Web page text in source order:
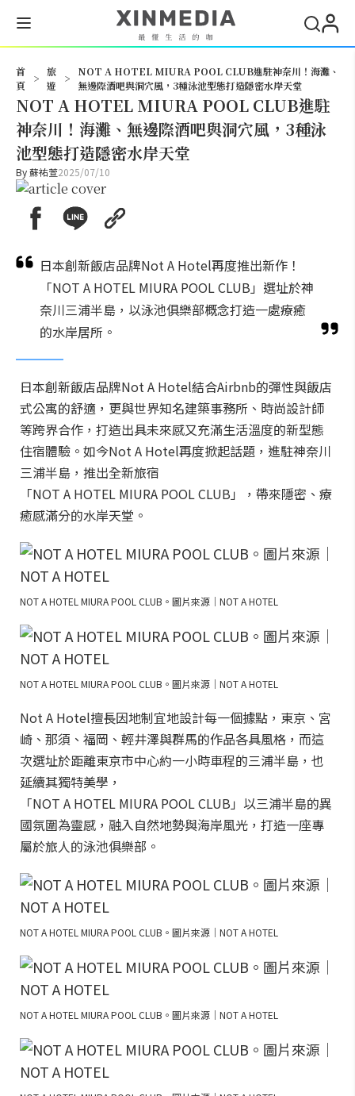
首
頁
>
旅
遊
>
NOT A HOTEL MIURA POOL CLUB進駐神奈川！海灘、
無邊際酒吧與洞穴風，3種泳池型態打造隱密水岸天堂
NOT A HOTEL MIURA POOL CLUB進駐
神奈川！海灘、無邊際酒吧與洞穴風，3種泳
池型態打造隱密水岸天堂
By蘇祐萱2025/07/10
日本創新飯店品牌Not A Hotel再度推出新作！
「NOT A HOTEL MIURA POOL CLUB」選址於神
奈川三浦半島，以泳池俱樂部概念打造一處療癒
的水岸居所。
日本創新飯店品牌Not A Hotel結合Airbnb的彈性與飯店
式公寓的舒適，更與世界知名建築事務所、時尚設計師
等跨界合作，打造出具未來感又充滿生活溫度的新型態
住宿體驗。如今Not A Hotel再度掀起話題，進駐神奈川
三浦半島，推出全新旅宿
「NOT A HOTEL MIURA POOL CLUB」，帶來隱密、療
癒感滿分的水岸天堂。
NOT A HOTEL MIURA POOL CLUB。圖片來源｜NOT A HOTEL
NOT A HOTEL MIURA POOL CLUB。圖片來源｜NOT A HOTEL
Not A Hotel擅長因地制宜地設計每一個據點，東京、宮
崎、那須、福岡、輕井澤與群馬的作品各具風格，而這
次選址於距離東京市中心約一小時車程的三浦半島，也
延續其獨特美學，
「NOT A HOTEL MIURA POOL CLUB」以三浦半島的異
國氛圍為靈感，融入自然地勢與海岸風光，打造一座專
屬於旅人的泳池俱樂部。
NOT A HOTEL MIURA POOL CLUB。圖片來源｜NOT A HOTEL
NOT A HOTEL MIURA POOL CLUB。圖片來源｜NOT A HOTEL